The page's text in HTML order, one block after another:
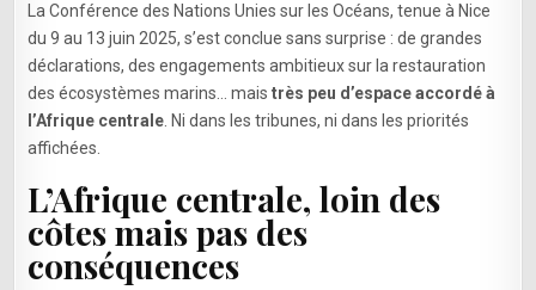
2025
:
L’AFRIQUE
CENTRALE,
GRANDE
ABSENTE
La Conférence des Nations Unies sur les Océans, tenue à Nice
du 9 au 13 juin 2025, s’est conclue sans surprise : de grandes
déclarations, des engagements ambitieux sur la restauration
des écosystèmes marins… maistrès peu d’espace accordé à
l’Afrique centrale. Ni dans les tribunes, ni dans les priorités
affichées.
L’Afrique centrale, loin des
côtes mais pas des
conséquences